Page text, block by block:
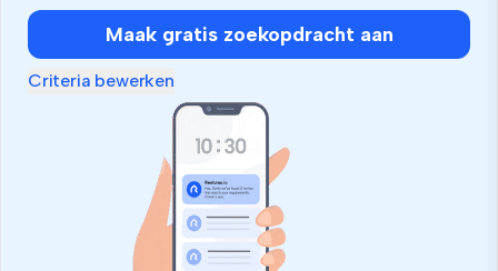
Maak gratis zoekopdracht aan
Criteria bewerken